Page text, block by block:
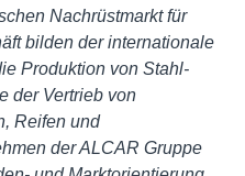
Nachrüstmarkt für
bilden der internationale
Produktion von Stahl-
der Vertrieb von
Reifen und
der ALCAR Gruppe